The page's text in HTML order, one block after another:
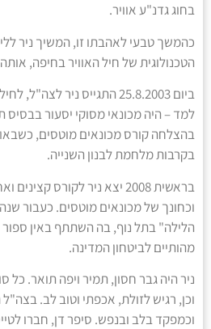
בחוג גדנ"ע אוויר.
כהמשך טבעי לאהבתו זו, המשיך ניר
הטכנולוגית של חיל האוויר בחיפה,
ביום 25.8.2003 התגייס ניר
בהצלחה קורס מכונאים מוטסים,
בקרבות מלחמת לבנון השנייה.
בראשית 2008 יצא ניר לקורס
וכחונך של מכונאים מוטסים. כעבור
הלילה" בתל נוף, בה השתתף באין ספור
מהותיים לביטחון המדינה.
ניר היה גבר חסון, תמיר ויפה תואר. כל
וכן, רגיש לזולת, אכפתי וטוב לב.
וכמפקד בלב ובנפש. סיפר דן, חברו